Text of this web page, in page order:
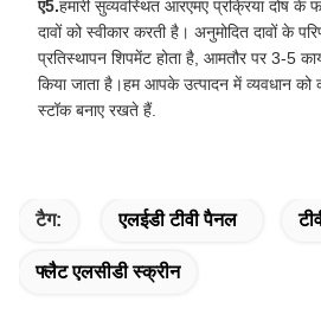
ए5.हमारी सुव्यवस्थित आरएमए प्रक्रिया दोष के
दावों को स्वीकार करती है। अनुमोदित दावों के
प्रतिस्थापन शिपमेंट होता है, आमतौर पर 3-5
किया जाता है।हम आपके उत्पादन में व्यवधान
स्टॉक बनाए रखते हैं.
टैग: एलईडी टीवी पैनल
फ्लैट एलसीडी स्क्रीन